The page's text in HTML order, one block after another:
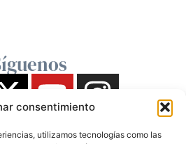
consentimiento
utilizamos tecnologías como las